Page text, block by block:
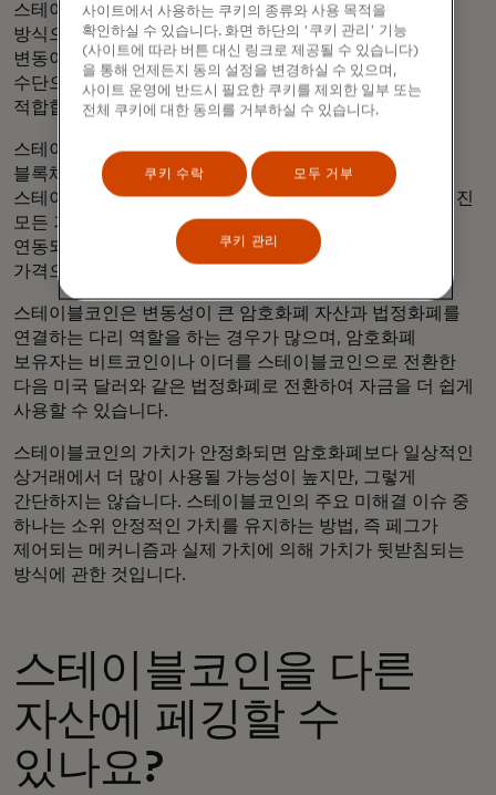
스테이블코인은 시장 가치를 안정적인 자산에 고정하는
방식으로 작동합니다. 자유 유동성 암호화폐처럼 가치
변동이 심하지 않기 때문에 일상적인 거래에서 결제
수단으로 사용하거나 가치 저장 수단으로 사용하기에 더
적합합니다.
스테이블코인이 발행되고 스테이블 자산에 고정되면
블록체인 원장을 통해 대중에게 공개되며, 이 원장은
스테이블코인을 소유한 사람과 스테이블코인으로 이루어진
모든 거래를 기록합니다. 원장의 가치는 스테이블코인에
연동되어 있으므로 소유자는 스테이블코인을 동일한
가격으로 쉽게 법정화폐로 교환할 수 있습니다.
스테이블코인은 변동성이 큰 암호화폐 자산과 법정화폐를
연결하는 다리 역할을 하는 경우가 많으며, 암호화폐
보유자는 비트코인이나 이더를 스테이블코인으로 전환한
다음 미국 달러와 같은 법정화폐로 전환하여 자금을 더 쉽게
사용할 수 있습니다.
스테이블코인의 가치가 안정화되면 암호화폐보다 일상적인
상거래에서 더 많이 사용될 가능성이 높지만, 그렇게
간단하지는 않습니다. 스테이블코인의 주요 미해결 이슈 중
하나는 소위 안정적인 가치를 유지하는 방법, 즉 페그가
제어되는 메커니즘과 실제 가치에 의해 가치가 뒷받침되는
방식에 관한 것입니다.
스테이블코인을 다른
자산에 페깅할 수
있나요?
사이트에서 사용하는 쿠키의 종류와 사용 목적을
확인하실 수 있습니다. 화면 하단의 '쿠키 관리' 기능
(사이트에 따라 버튼 대신 링크로 제공될 수 있습니다)
을 통해 언제든지 동의 설정을 변경하실 수 있으며,
사이트 운영에 반드시 필요한 쿠키를 제외한 일부 또는
전체 쿠키에 대한 동의를 거부하실 수 있습니다.
쿠키 수락 모두 거부
쿠키 관리